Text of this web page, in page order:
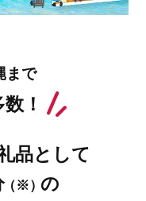
まで
！
品として
（※）の